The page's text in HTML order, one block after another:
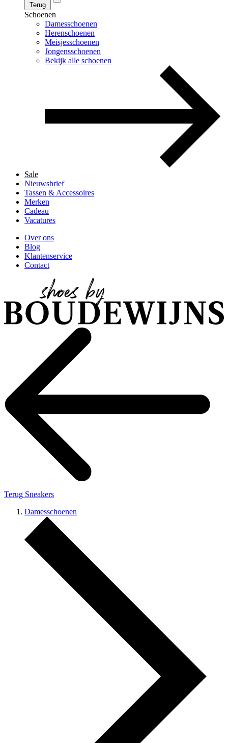
Terug
Schoenen
Damesschoenen
Herenschoenen
Meisjesschoenen
Jongensschoenen
Bekijk alle schoenen
Sale
Nieuwsbrief
Tassen & Accessoires
Merken
Cadeau
Vacatures
Over ons
Blog
Klantenservice
Contact
Terug Sneakers
Damesschoenen